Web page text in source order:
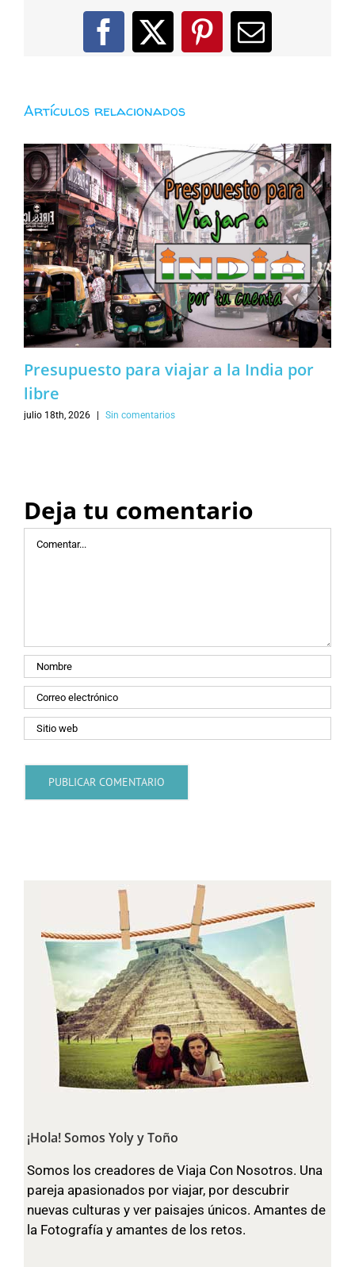
Facebook
X PinterestCorreo
Artículos relacionados
Presupuesto para viajar a la India por
libre
julio 18th, 2026 | Sin comentarios
Deja tu comentario
Comentar
¡Hola! Somos Yoly y Toño
Somos los creadores de Viaja Con Nosotros. Una
pareja apasionados por viajar, por descubrir
nuevas culturas y ver paisajes únicos. Amantes de
la Fotografía y amantes de los retos.